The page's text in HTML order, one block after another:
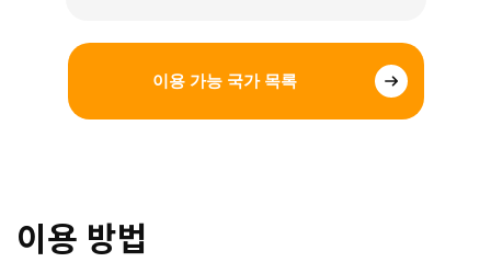
이용 가능 국가 목록
이용 방법